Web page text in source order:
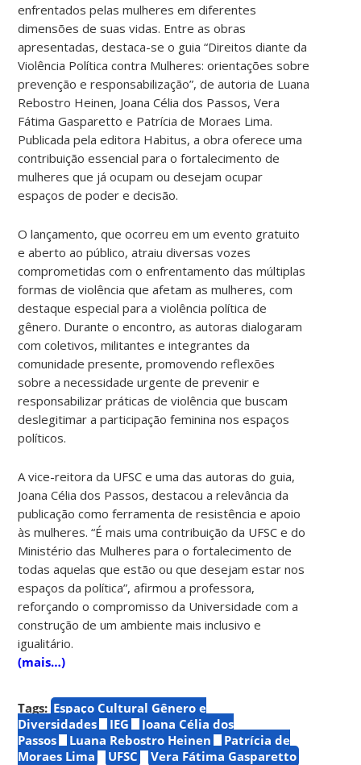
enfrentados pelas mulheres em diferentes
dimensões de suas vidas. Entre as obras
apresentadas, destaca-se o guia “Direitos diante da
Violência Política contra Mulheres: orientações sobre
prevenção e responsabilização”, de autoria de Luana
Rebostro Heinen, Joana Célia dos Passos, Vera
Fátima Gasparetto e Patrícia de Moraes Lima.
Publicada pela editora Habitus, a obra oferece uma
contribuição essencial para o fortalecimento de
mulheres que já ocupam ou desejam ocupar
espaços de poder e decisão.
O lançamento, que ocorreu em um evento gratuito
e aberto ao público, atraiu diversas vozes
comprometidas com o enfrentamento das múltiplas
formas de violência que afetam as mulheres, com
destaque especial para a violência política de
gênero. Durante o encontro, as autoras dialogaram
com coletivos, militantes e integrantes da
comunidade presente, promovendo reflexões
sobre a necessidade urgente de prevenir e
responsabilizar práticas de violência que buscam
deslegitimar a participação feminina nos espaços
políticos.
A vice-reitora da UFSC e uma das autoras do guia,
Joana Célia dos Passos, destacou a relevância da
publicação como ferramenta de resistência e apoio
às mulheres. “É mais uma contribuição da UFSC e do
Ministério das Mulheres para o fortalecimento de
todas aquelas que estão ou que desejam estar nos
espaços da política”, afirmou a professora,
reforçando o compromisso da Universidade com a
construção de um ambiente mais inclusivo e
igualitário.
(mais…)
Tags: Espaço Cultural Gênero e
Diversidades
IEG
Joana Célia dos
Passos
Luana Rebostro Heinen
Patrícia de
Moraes Lima
UFSC Vera Fátima Gasparetto